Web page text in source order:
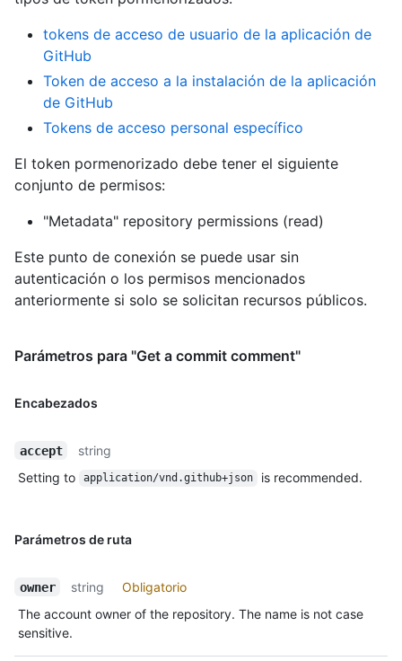
tokens de acceso de usuario de la aplicación de
GitHub
Token de acceso a la instalación de la aplicación
de GitHub
Tokens de acceso personal específico
El token pormenorizado debe tener el siguiente
conjunto de permisos:
"Metadata" repository permissions (read)
Este punto de conexión se puede usar sin
autenticación o los permisos mencionados
anteriormente si solo se solicitan recursos públicos.
Parámetros para "Get a commit comment"
Encabezados
accept
string
Setting to
application/vnd.github+json is recommended.
Parámetros de ruta
owner string
Obligatorio
The account owner of the repository. The name is not case
sensitive.